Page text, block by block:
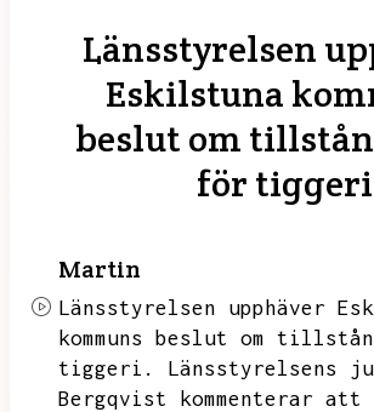
Länsstyrelsen
Eskilstuna
beslut om
för tiggeri
Martin
Länsstyrelsen upphäver
kommuns beslut om
tiggeri.
Länsstyrelsens
Bergqvist kommenterar